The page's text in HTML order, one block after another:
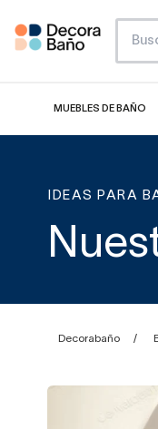
MUEBLES DE BAÑO
IDEAS PARA
Decorabaño